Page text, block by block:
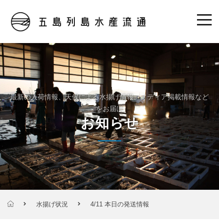
最新の入荷情報、天候による水揚げ情報、メディア掲載情報など
をお届け
お知らせ
水揚げ状況 4/11 本日の発送情報